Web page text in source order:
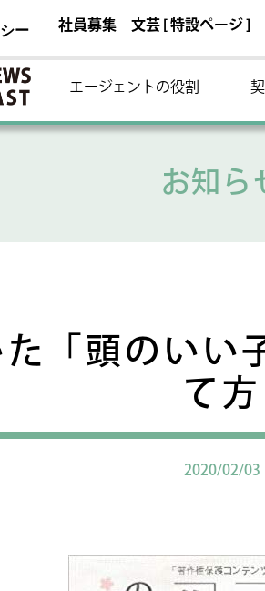
ー 社員募集 文芸 [ 特設ページ ]
エージェントの役割
お知ら
「頭のいい
て方
2020/02/03